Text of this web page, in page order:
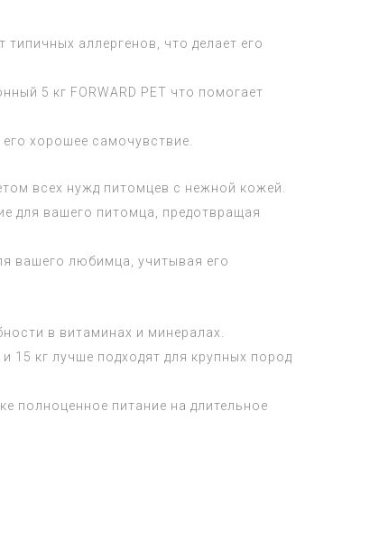
аллергенов, что делает его
5 кг FORWARD PET что помогает
хорошее самочувствие.
всех нужд питомцев с нежной кожей.
для вашего питомца, предотвращая
вашего любимца, учитывая его
в витаминах и минералах.
15 кг лучше подходят для крупных пород
полноценное питание на длительное